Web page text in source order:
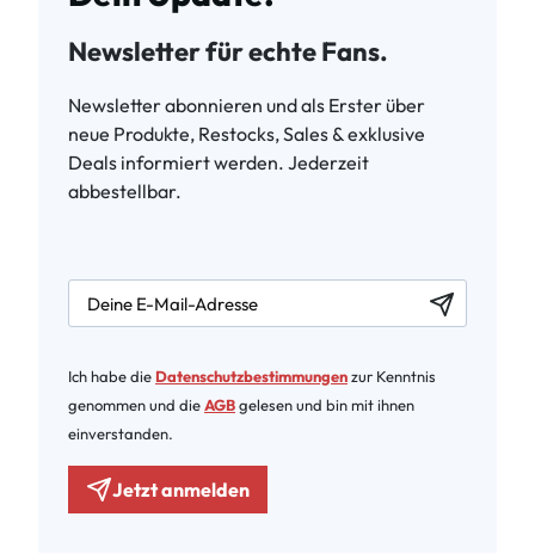
Newsletter für echte Fans.
Newsletter abonnieren und als Erster über
neue Produkte, Restocks, Sales & exklusive
Deals informiert werden. Jederzeit
abbestellbar.
newsletter.labelEmail
Ich habe die Datenschutzbestimmungenzur Kenntnis
genommen und dieAGBgelesen und bin mit ihnen
einverstanden.
Jetzt anmelden